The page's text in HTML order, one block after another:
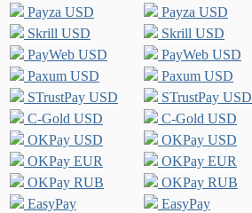
Payza USD
Payza USD
Skrill USD
Skrill USD
PayWeb USD
PayWeb USD
Paxum USD
Paxum USD
STrustPay USD
STrustPay USD
C-Gold USD
C-Gold USD
OKPay USD
OKPay USD
OKPay EUR
OKPay EUR
OKPay RUB
OKPay RUB
EasyPay
EasyPay